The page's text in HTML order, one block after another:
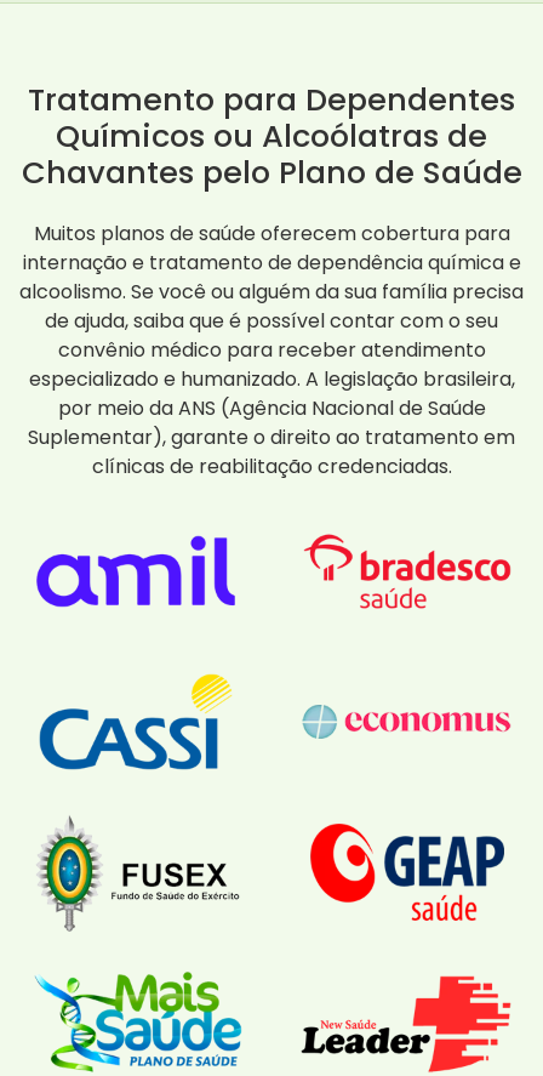
Tratamento para Dependentes
Químicos ou Alcoólatras de
Chavantes pelo Plano de Saúde
Muitos planos de saúde oferecem cobertura para
internação e tratamento de dependência química e
alcoolismo. Se você ou alguém da sua família precisa
de ajuda, saiba que é possível contar com o seu
convênio médico para receber atendimento
especializado e humanizado. A legislação brasileira,
por meio da ANS (Agência Nacional de Saúde
Suplementar), garante o direito ao tratamento em
clínicas de reabilitação credenciadas.